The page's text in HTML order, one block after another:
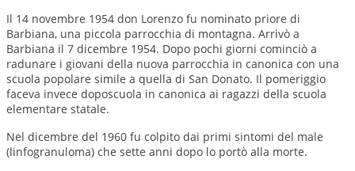
Il 14 novembre 1954 don Lorenzo fu nominato priore di
Barbiana, una piccola parrocchia di montagna. Arrivò a
Barbiana il 7 dicembre 1954. Dopo pochi giorni cominciò a
radunare i giovani della nuova parrocchia in canonica con una
scuola popolare simile a quella di San Donato. Il pomeriggio
faceva invece doposcuola in canonica ai ragazzi della scuola
elementare statale.
Nel dicembre del 1960 fu colpito dai primi sintomi del male
(linfogranuloma) che sette anni dopo lo portò alla morte.